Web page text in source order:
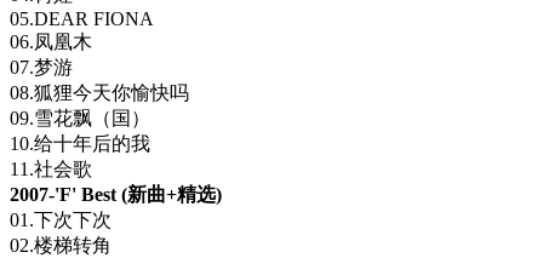
05.DEAR FIONA
06.凤凰木
07.梦游
08.狐狸今天你愉快吗
09.雪花飘（国）
10.给十年后的我
11.社会歌
2007-'F' Best (新曲+精选)
01.下次下次
02.楼梯转角